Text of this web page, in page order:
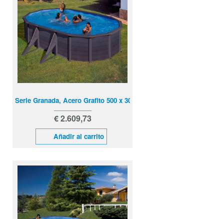
Serie Granada, Acero Grafito 500 x 300 x 132 cm
€ 2.609,73
Añadir al carrito